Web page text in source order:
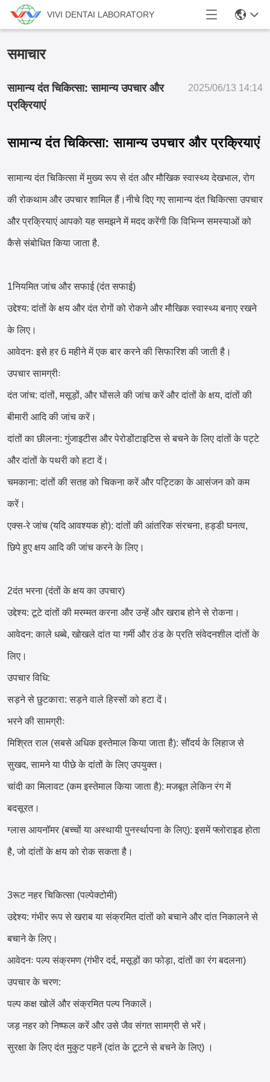
VIVI DENTAI LABORATORY
समाचार
सामान्य दंत चिकित्सा: सामान्य उपचार और
प्रक्रियाएं
2025/06/13 14:14
सामान्य दंत चिकित्सा: सामान्य उपचार और प्रक्रियाएं
सामान्य दंत चिकित्सा में मुख्य रूप से दंत और मौखिक स्वास्थ्य देखभाल, रोग
की रोकथाम और उपचार शामिल हैं।नीचे दिए गए सामान्य दंत चिकित्सा उपचार
और प्रक्रियाएं आपको यह समझने में मदद करेंगी कि विभिन्न समस्याओं को
कैसे संबोधित किया जाता है.
1नियमित जांच और सफाई (दंत सफाई)
उद्देश्य: दांतों के क्षय और दंत रोगों को रोकने और मौखिक स्वास्थ्य बनाए रखने
के लिए।
आवेदनः इसे हर 6 महीने में एक बार करने की सिफारिश की जाती है।
उपचार सामग्रीः
दंत जांच: दांतों, मसूड़ों, और घोंसले की जांच करें और दांतों के क्षय, दांतों की
बीमारी आदि की जांच करें।
दांतों का छीलना: गुंजाइटीस और पेरोडोंटाइटिस से बचने के लिए दांतों के पट्टे
और दांतों के पथरी को हटा दें।
चमकाना: दांतों की सतह को चिकना करें और पट्टिका के आसंजन को कम
करें।
एक्स-रे जांच (यदि आवश्यक हो): दांतों की आंतरिक संरचना, हड्डी घनत्व,
छिपे हुए क्षय आदि की जांच करने के लिए।
2दंत भरना (दंतों के क्षय का उपचार)
उद्देश्य: टूटे दांतों की मरम्मत करना और उन्हें और खराब होने से रोकना।
आवेदन: काले धब्बे, खोखले दांत या गर्मी और ठंड के प्रति संवेदनशील दांतों के
लिए।
उपचार विधि:
सड़ने से छुटकारा: सड़ने वाले हिस्सों को हटा दें।
भरने की सामग्रीः
मिश्रित राल (सबसे अधिक इस्तेमाल किया जाता है): सौंदर्य के लिहाज से
सुखद, सामने या पीछे के दांतों के लिए उपयुक्त।
चांदी का मिलावट (कम इस्तेमाल किया जाता है): मजबूत लेकिन रंग में
बदसूरत।
ग्लास आयनॉमर (बच्चों या अस्थायी पुनर्स्थापना के लिए): इसमें फ्लोराइड होता
है, जो दांतों के क्षय को रोक सकता है।
3रूट नहर चिकित्सा (पल्पेक्टोमी)
उद्देश्य: गंभीर रूप से खराब या संक्रमित दांतों को बचाने और दांत निकालने से
बचाने के लिए।
आवेदनः पल्प संक्रमण (गंभीर दर्द, मसूड़ों का फोड़ा, दांतों का रंग बदलना)
उपचार के चरण:
पल्प कक्ष खोलें और संक्रमित पल्प निकालें।
जड़ नहर को निष्फल करें और उसे जैव संगत सामग्री से भरें।
सुरक्षा के लिए दंत मुकुट पहनें (दांत के टूटने से बचने के लिए) ।